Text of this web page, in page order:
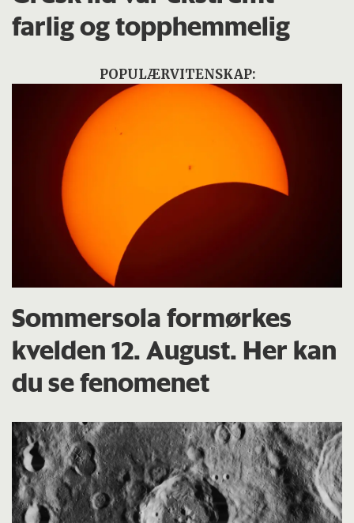
farlig og topphemmelig
POPULÆRVITENSKAP:
Sommersola formørkes
kvelden 12. August. Her kan
du se fenomenet